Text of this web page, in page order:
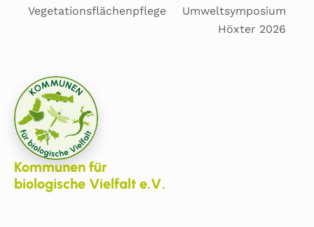
Vegetationsflächenpflege
Umweltsymposium
Höxter 2026
Kommunen für
biologische Vielfalt e.V.